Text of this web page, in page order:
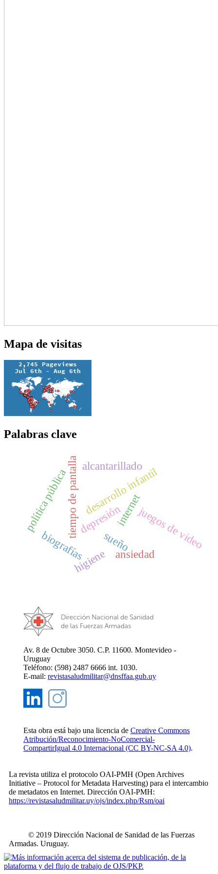
Mapa de visitas
Palabras clave
biografías sueño
ansiedad
depresión
desarrollo infantil
internetjuegos de video
tiempo de pantalla alcantarillado
higiene
política pública
Av. 8 de Octubre 3050. C.P. 11600. Montevideo -
Uruguay
Teléfono: (598) 2487 6666 int. 1030.
E-mail: revistasaludmilitar@dnsffaa.gub.uy
Esta obra está bajo una licencia de Creative Commons
Atribución/Reconocimiento-NoComercial-
CompartirIgual 4.0 Internacional (CC BY-NC-SA 4.0).
La revista utiliza el protocolo OAI-PMH (Open Archives
Initiative – Protocol for Metadata Harvesting) para el intercambio
de metadatos en Internet. Dirección OAI-PMH:
https://revistasaludmilitar.uy/ojs/index.php/Rsm/oai
© 2019 Dirección Nacional de Sanidad de las Fuerzas
Armadas. Uruguay.